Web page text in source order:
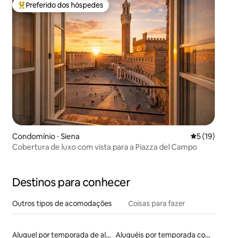
Entre os melhores preferidos dos hóspedes
Preferido dos hóspedes
Condomínio ⋅ Siena 5 de uma
5 (19)
Cobertura de luxo com vista para a Piazza del Campo
Destinos para conhecer
Outros tipos de acomodações Coisas para fazer
Aluguel por temporada de alojamentos ecológicos
Aluguéis por temporada com acesso à praia